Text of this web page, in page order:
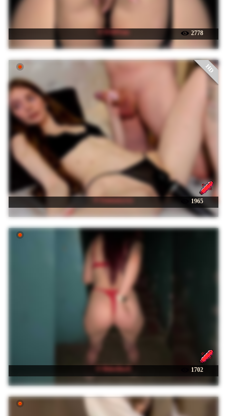
☉ BABYam 2778
HD
☉ Emmanyxxx 1965
☉ BelochkaX 1702